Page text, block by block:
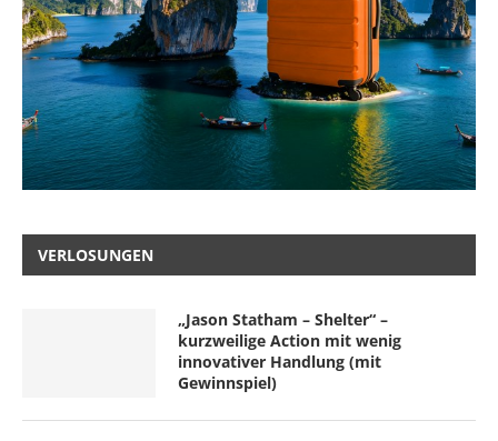
VERLOSUNGEN
„Jason Statham – Shelter“ –
kurzweilige Action mit wenig
innovativer Handlung (mit
Gewinnspiel)